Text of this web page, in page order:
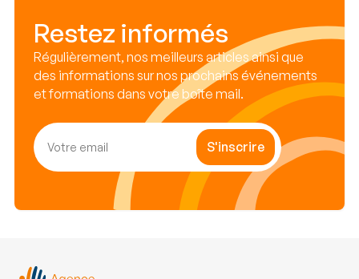
Restez informés
Régulièrement, nos meilleurs articles ainsi que
des informations sur nos prochains événements
et formations dans votre boîte mail.
S'inscrire